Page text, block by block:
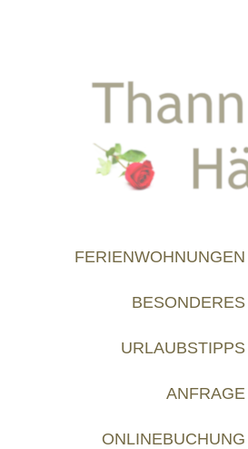
FERIENWOHNUNGEN
BESONDERES
URLAUBSTIPPS
ANFRAGE
ONLINEBUCHUNG